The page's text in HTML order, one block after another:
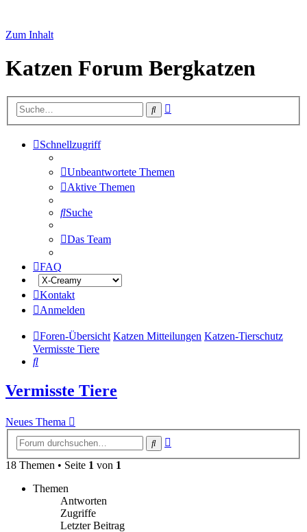
Zum Inhalt
Katzen Forum Bergkatzen
Suche
Schnellzugriff
Unbeantwortete Themen
Aktive Themen
Suche
Das Team
FAQ
Kontakt
Anmelden
Foren-Übersicht Katzen Mitteilungen Katzen-Tierschutz
Vermisste Tiere
Suche
Vermisste Tiere
Neues Thema
Suche
18 Themen • Seite 1 von 1
Themen
Antworten
Zugriffe
Letzter Beitrag